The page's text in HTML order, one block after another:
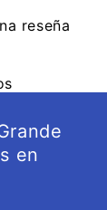
reseña
en